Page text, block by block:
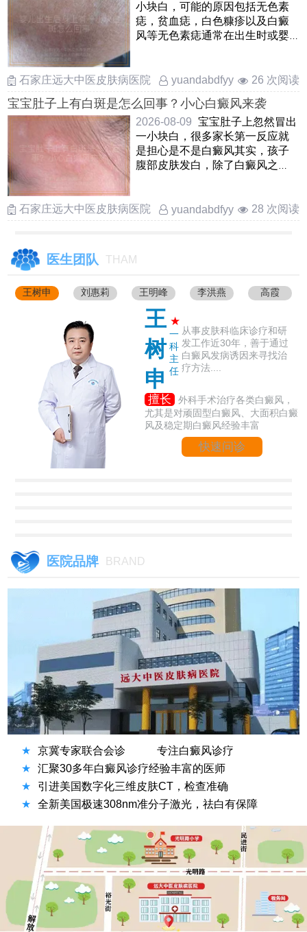
小块白，可能的原因包括无色素
痣，贫血痣，白色糠疹以及白癜
风等无色素痣通常在出生时或婴
石家庄远大中医皮肤病医院
yuandabdfyy 26 次阅读
宝宝肚子上有白斑是怎么回事？小心白癜风来袭
2026-08-09 宝宝肚子上忽然冒出
一小块白，很多家长第一反应就
是担心是不是白癜风其实，孩子
腹部皮肤发白，除了白癜风之
石家庄远大中医皮肤病医院
yuandabdfyy 28 次阅读
医生团队 THAM
王树申 刘惠莉 王明峰 李洪燕 高霞
王
树
申
★
一
科
主
任
从事皮肤科临床诊疗和研
发工作近30年，善于通过
白癜风发病诱因来寻找治
疗方法....
擅长
外科手术治疗各类白癜风，
尤其是对顽固型白癜风、大面积白癜
风及稳定期白癜风经验丰富
快速问诊
医院品牌 BRAND
★ 京冀专家联合会诊
专注白癜风诊疗
★
汇聚30多年白癜风诊疗经验丰富的医师
★
引进美国数字化三维皮肤CT，检查准确
★
全新美国极速308nm准分子激光，祛白有保障